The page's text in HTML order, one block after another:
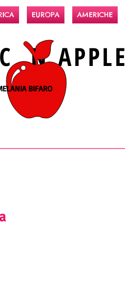
EUROPA AMERICHE
C NAPPLE
BIFARO